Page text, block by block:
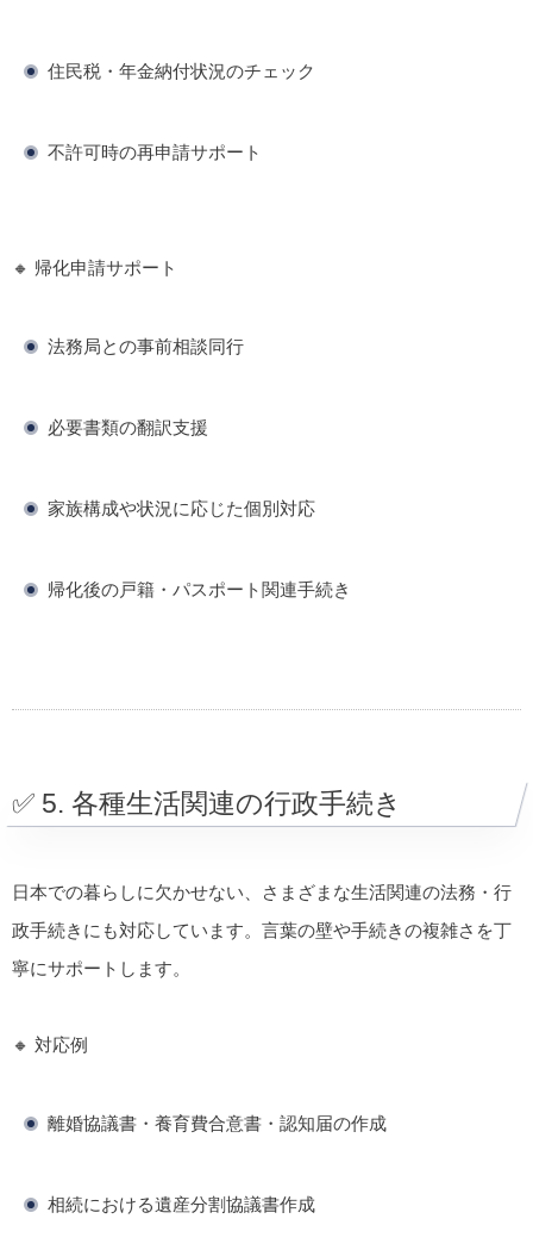
住民税・年金納付状況のチェック
不許可時の再申請サポート
🔸 帰化申請サポート
法務局との事前相談同行
必要書類の翻訳支援
家族構成や状況に応じた個別対応
帰化後の戸籍・パスポート関連手続き
✅ 5. 各種生活関連の行政手続き
日本での暮らしに欠かせない、さまざまな生活関連の法務・行
政手続きにも対応しています。言葉の壁や手続きの複雑さを丁
寧にサポートします。
🔸 対応例
離婚協議書・養育費合意書・認知届の作成
相続における遺産分割協議書作成